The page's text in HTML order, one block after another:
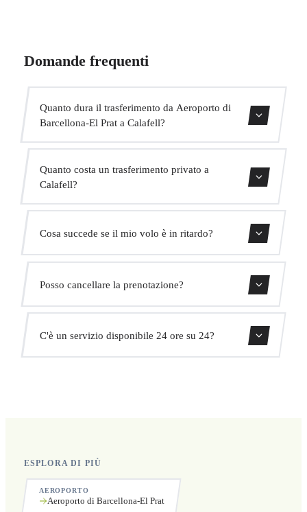
Domande frequenti
Quanto dura il trasferimento da Aeroporto di
Barcellona-El Prat a Calafell?
Quanto costa un trasferimento privato a
Calafell?
Cosa succede se il mio volo è in ritardo?
adatterà automaticamente l'orario di ritiro senza costi
aggiuntivi.
Posso cancellare la prenotazione?
Sì, puoi cancellare gratuitamente fino a 24 ore prima del
ritiro.
C'è un servizio disponibile 24 ore su 24?
ESPLORA DI PIÙ
AEROPORTO
Aeroporto di Barcellona-El Prat